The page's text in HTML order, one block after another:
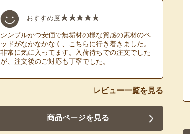
おすすめ度★★★★★
シンプルかつ安価で無垢材の様な質感の素材のベ
ッドがなかなかなく、こちらに行き着きました。
非常に気に入ってます。入荷待ちでの注文でした
が、注文後のご対応も丁寧でした。
レビュー一覧を見る
商品ページを見る